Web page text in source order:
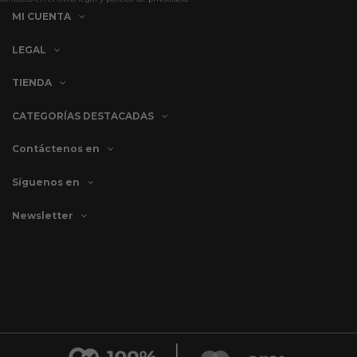
MI CUENTA
LEGAL
TIENDA
CATEGORÍAS DESTACADAS
Contáctenos en
Síguenos en
Newsletter